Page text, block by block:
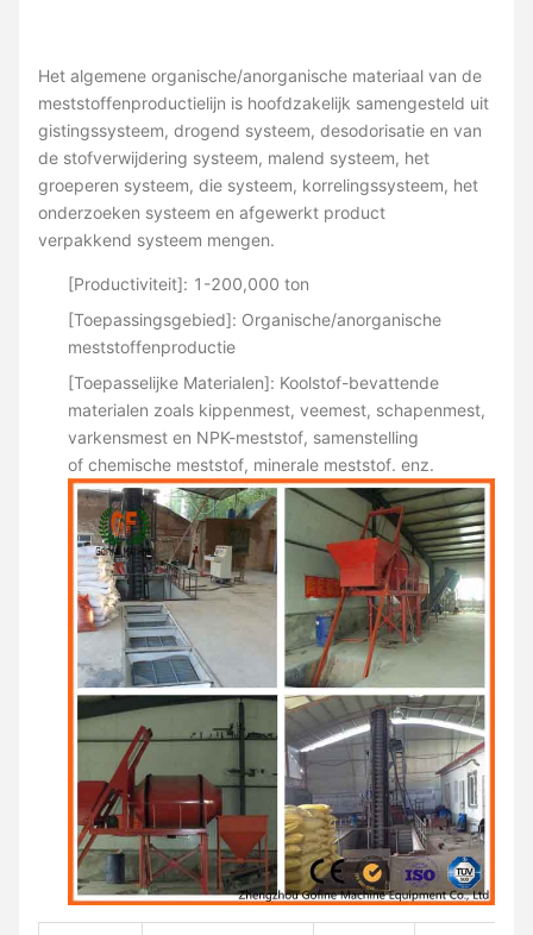
Het algemene organische/anorganische materiaal van de
meststoffenproductielijn is hoofdzakelijk samengesteld uit
gistingssysteem, drogend systeem, desodorisatie en van
de stofverwijdering systeem, malend systeem, het
groeperen systeem, die systeem, korrelingssysteem, het
onderzoeken systeem en afgewerkt product
verpakkend systeem mengen.
[Productiviteit]: 1-200,000 ton
[Toepassingsgebied]: Organische/anorganische
meststoffenproductie
[Toepasselijke Materialen]: Koolstof-bevattende
materialen zoals kippenmest, veemest, schapenmest,
varkensmest en NPK-meststof, samenstelling
of chemische meststof, minerale meststof. enz.